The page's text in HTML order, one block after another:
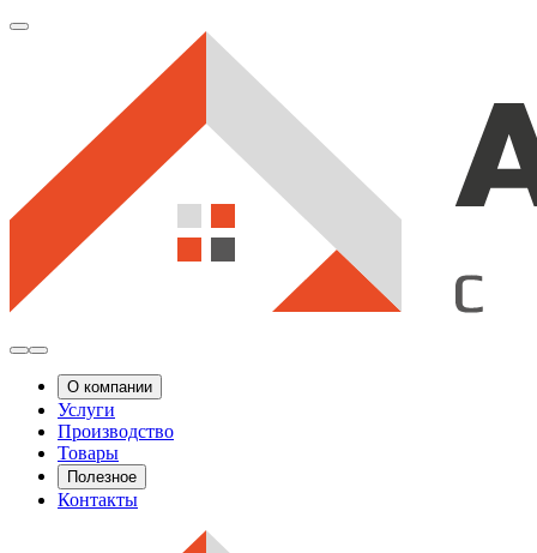
О компании
Услуги
Производство
Товары
Полезное
Контакты